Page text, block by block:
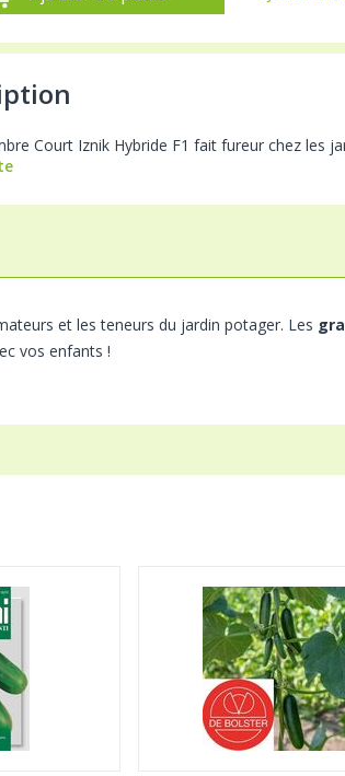
Court Iznik Hybride F1 fait fureur chez les
et les teneurs du jardin potager. Les
vos enfants !